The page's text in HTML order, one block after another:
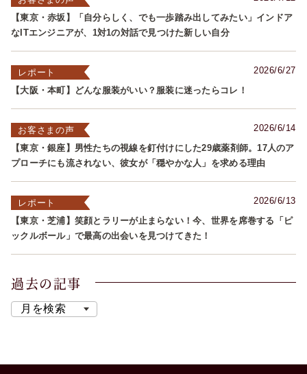
【東京・赤坂】「自分らしく、でも一歩踏み出してみたい」インドア
なITエンジニアが、1対1の対話で見つけた新しい自分
2026/6/27
レポート
【大阪・本町】どんな服装がいい？服装に迷ったらコレ！
2026/6/14
お客さまの声
【東京・銀座】男性たちの視線を釘付けにした29歳薬剤師。17人のア
プローチにも流されない、彼女が「穏やかな人」を求める理由
2026/6/13
レポート
【東京・芝浦】笑顔とラリーが止まらない！今、世界を席巻する「ピ
ックルボール」で最高の出会いを見つけてきた！
過去の記事